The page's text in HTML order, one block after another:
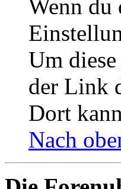
Wenn du
Um
der Link
Dort
Nach